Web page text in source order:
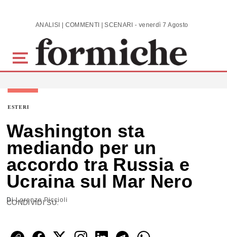
Skip to main content ANALISI | COMMENTI | SCENARI - venerdì 7 Agosto 2026
ESTERI
Washington sta
mediando per un
accordo tra Russia e
Ucraina sul Mar Nero
DiLorenzo Piccioli
CONDIVIDI SU: